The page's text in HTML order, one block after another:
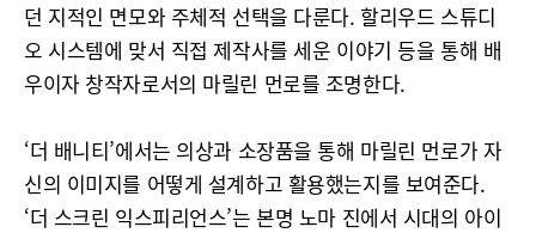
던 지적인 면모와 주체적 선택을 다룬다. 할리우드 스튜디
오 시스템에 맞서 직접 제작사를 세운 이야기 등을 통해 배
우이자 창작자로서의 마릴린 먼로를 조명한다.
‘더 배니티’에서는 의상과 소장품을 통해 마릴린 먼로가 자
신의 이미지를 어떻게 설계하고 활용했는지를 보여준다.
‘더 스크린 익스피리언스’는 본명 노마 진에서 시대의 아이